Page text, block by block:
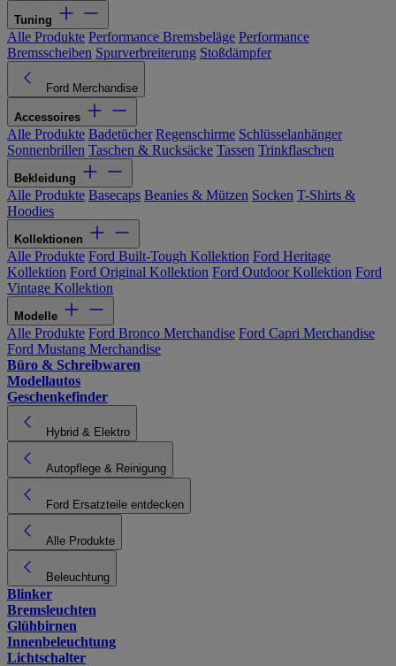
Tuning
Alle Produkte Performance Bremsbeläge Performance
Bremsscheiben Spurverbreiterung Stoßdämpfer
Ford Merchandise
Accessoires
Alle Produkte Badetücher Regenschirme Schlüsselanhänger
Sonnenbrillen Taschen & Rucksäcke Tassen Trinkflaschen
Bekleidung
Alle Produkte Basecaps Beanies & Mützen Socken T-Shirts &
Hoodies
Kollektionen
Alle Produkte Ford Built-Tough Kollektion Ford Heritage
Kollektion Ford Original Kollektion Ford Outdoor Kollektion Ford
Vintage Kollektion
Modelle
Alle Produkte Ford Bronco Merchandise Ford Capri Merchandise
Ford Mustang Merchandise
Büro & Schreibwaren
Modellautos
Geschenkefinder
Hybrid & Elektro
Autopflege & Reinigung
Ford Ersatzteile entdecken
Alle Produkte
Beleuchtung
Blinker
Bremsleuchten
Glühbirnen
Innenbeleuchtung
Lichtschalter